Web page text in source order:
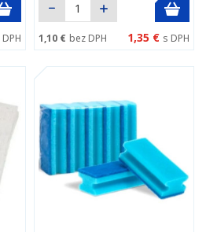
DPH 1,10 € bez DPH 1,35 € s DPH